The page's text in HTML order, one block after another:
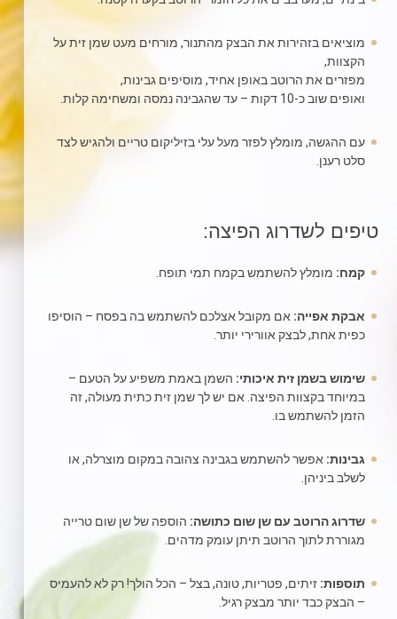
מוציאים בזהירות את הבצק מהתנור, מורחים מעט שמן זית על
הקצוות,
מפזרים את הרוטב באופן אחיד, מוסיפים גבינות,
ואופים שוב כ-10 דקות – עד שהגבינה נמסה ומשחימה קלות.
עם ההגשה, מומלץ לפזר מעל עלי בזיליקום טריים ולהגיש לצד
סלט רענן.
טיפים לשדרוג הפיצה:
קמח: מומלץ להשתמש בקמח תמי תופח.
אבקת אפייה: אם מקובל אצלכם להשתמש בה בפסח – הוסיפו
כפית אחת, לבצק אוורירי יותר.
שימוש בשמן זית איכותי: השמן באמת משפיע על הטעם –
במיוחד בקצוות הפיצה. אם יש לך שמן זית כתית מעולה, זה
הזמן להשתמש בו.
גבינות: אפשר להשתמש בגבינה צהובה במקום מוצרלה, או
לשלב ביניהן.
שדרוג הרוטב עם שן שום כתושה: הוספה של שן שום טרייה
מגוררת לתוך הרוטב תיתן עומק מדהים.
תוספות: זיתים, פטריות, טונה, בצל – הכל הולך! רק לא להעמיס
– הבצק כבד יותר מבצק רגיל.